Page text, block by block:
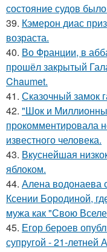
состояние судов
39. Кэмерон диас
возраста.
40. Во Франции, в
прошёл закрытый
Chaumet.
41. Сказочный замок
42. "Шок и
прокомментировала
известного человека.
43. Вкуснейшая
яблоком.
44. Алена водонаева
Ксении Бородиной,
мужа как "Свою
45. Егор бероев
супругой - 21-летней